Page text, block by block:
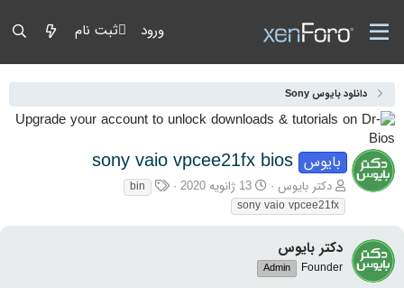
ورود ثبت نام
دانلود بایوس Sony
بایوس sony vaio vpcee21fx bios
آغازگر گفتمان
دکتر بایوس تاریخ شروع
13 ژانویه 2020 برچسب‌ها
bin
sony vaio vpcee21fx
دکتر بایوس
Founder
Admin